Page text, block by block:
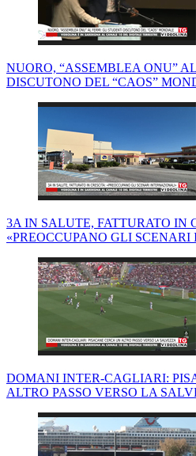
NUORO, “ASSEMBLEA ONU”
DISCUTONO DEL “CAOS”
3A IN SALUTE, FATTURATO IN
«PREOCCUPANO GLI
DOMANI INTER-CAGLIARI:
ALTRO PASSO VERSO LA